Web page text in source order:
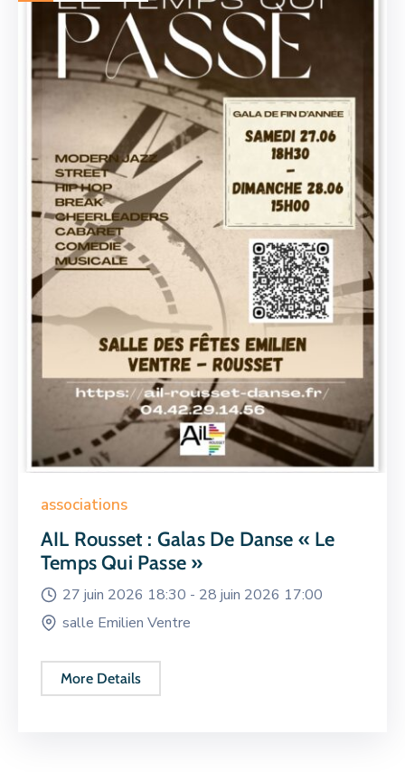
associations
AIL Rousset : Galas De Danse « Le
Temps Qui Passe »
27 juin 2026 18:30 - 28 juin 2026 17:00
salle Emilien Ventre
More Details